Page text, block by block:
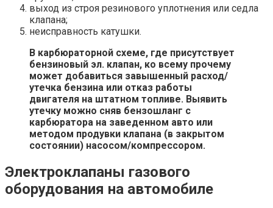
выход из строя резинового уплотнения или седла
клапана;
неисправность катушки.
В карбюраторной схеме, где присутствует
бензиновый эл. клапан, ко всему прочему
может добавиться завышенный расход/
утечка бензина или отказ работы
двигателя на штатном топливе. Выявить
утечку можно сняв бензошланг с
карбюратора на заведенном авто или
методом продувки клапана (в закрытом
состоянии) насосом/компрессором.
Электроклапаны газового
оборудования на автомобиле